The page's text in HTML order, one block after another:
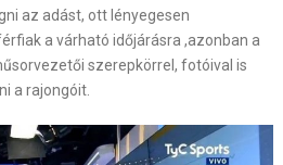
az adást, ott lényegesen
a várható időjárásra ,azonban a
szerepkörrel, fotóival is
a rajongóit.